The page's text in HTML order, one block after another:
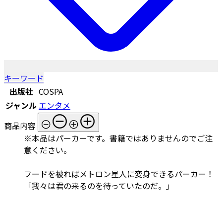
キーワード
出版社 COSPA
ジャンル エンタメ
商品内容
※本品はパーカーです。書籍ではありませんのでご注
意ください。
フードを被ればメトロン星人に変身できるパーカー！
「我々は君の来るのを待っていたのだ。」